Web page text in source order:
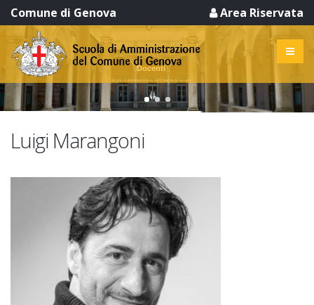
Comune di Genova Area Riservata
Docenti
Scuola di Amministrazione del Comune di Genova
Luigi Marangoni